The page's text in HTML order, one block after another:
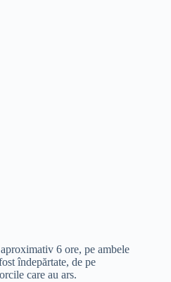
6 ore, pe ambele
îndepărtate, de pe
care au ars.